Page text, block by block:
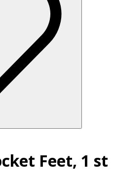
Feet, 1 st